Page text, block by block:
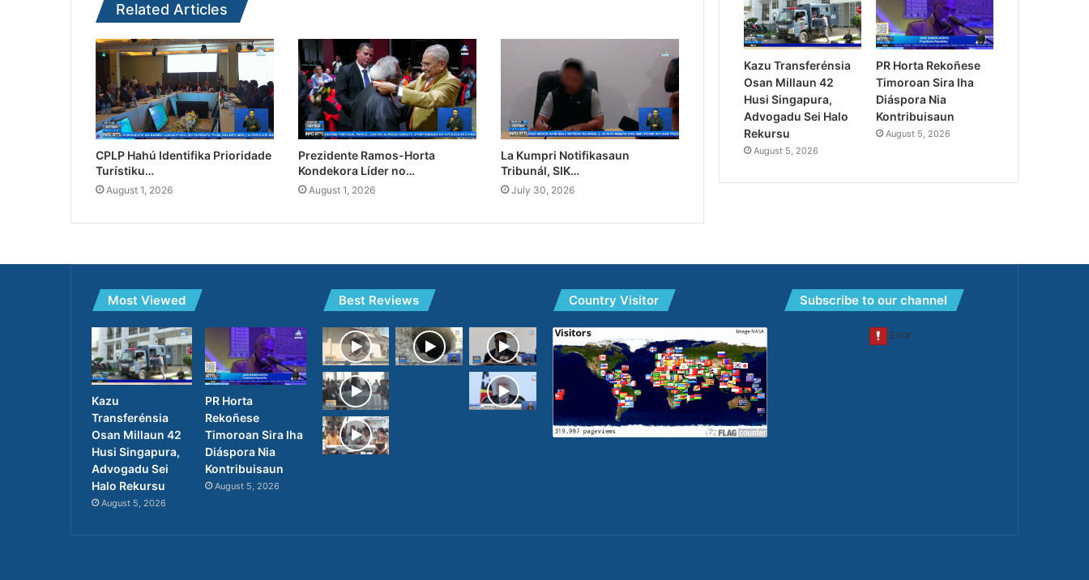
Related Articles
CPLP Hahú Identifika Prioridade
Turístiku…
August 1, 2026
Prezidente Ramos-Horta
Kondekora Líder no…
August 1, 2026
La Kumpri Notifikasaun
Tribunál, SIK…
July 30, 2026
Kazu Transferénsia
Osan Millaun 42
Husi Singapura,
Advogadu Sei Halo
Rekursu
August 5, 2026
PR Horta Rekoñese
Timoroan Sira Iha
Diáspora Nia
Kontribuisaun
August 5, 2026
Most Viewed
Kazu
Transferénsia
Osan Millaun 42
Husi Singapura,
Advogadu Sei
Halo Rekursu
August 5, 2026
PR Horta
Rekoñese
Timoroan Sira Iha
Diáspora Nia
Kontribuisaun
August 5, 2026
Best Reviews Country Visitor Subscribe to our channel